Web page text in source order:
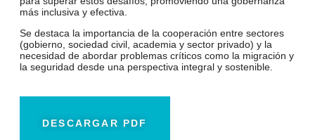
más inclusiva y efectiva.
Se destaca la importancia de la cooperación entre sectores
(gobierno, sociedad civil, academia y sector privado) y la
necesidad de abordar problemas críticos como la migración y
la seguridad desde una perspectiva integral y sostenible.
DESCARGAR PDF